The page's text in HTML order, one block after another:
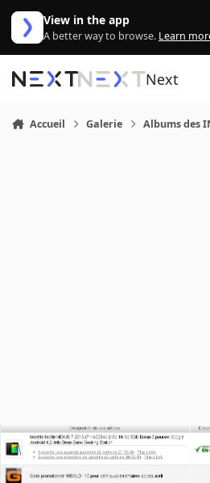
Aller au contenu
View in the app
A better way to browse. Learn
Next
Accueil Galerie Albums des